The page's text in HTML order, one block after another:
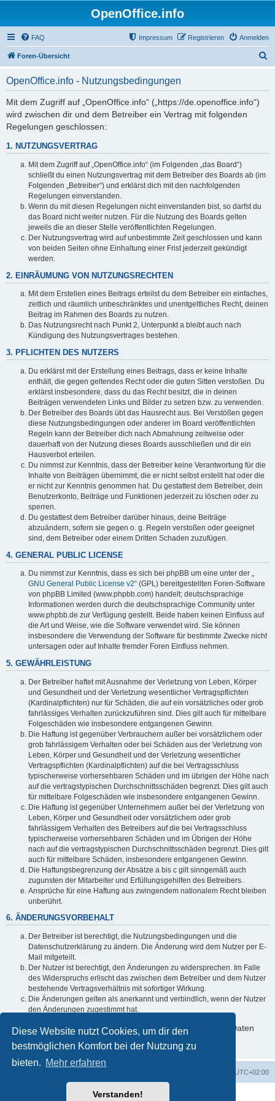
Diese Website nutzt Cookies, um dir den
bestmöglichen Komfort bei der Nutzung zu
bieten. Mehr erfahren
Verstanden!
OpenOffice.info
FAQ Anmelden
Registrieren
Impressum
Foren-Übersicht
OpenOffice.info - Nutzungsbedingungen
Mit dem Zugriff auf „OpenOffice.info“ („https://de.openoffice.info“)
wird zwischen dir und dem Betreiber ein Vertrag mit folgenden
Regelungen geschlossen:
1. NUTZUNGSVERTRAG
Mit dem Zugriff auf „OpenOffice.info“ (im Folgenden „das Board“)
schließt du einen Nutzungsvertrag mit dem Betreiber des Boards ab (im
Folgenden „Betreiber“) und erklärst dich mit den nachfolgenden
Regelungen einverstanden.
Wenn du mit diesen Regelungen nicht einverstanden bist, so darfst du
das Board nicht weiter nutzen. Für die Nutzung des Boards gelten
jeweils die an dieser Stelle veröffentlichten Regelungen.
Der Nutzungsvertrag wird auf unbestimmte Zeit geschlossen und kann
von beiden Seiten ohne Einhaltung einer Frist jederzeit gekündigt
werden.
2. EINRÄUMUNG VON NUTZUNGSRECHTEN
Mit dem Erstellen eines Beitrags erteilst du dem Betreiber ein einfaches,
zeitlich und räumlich unbeschränktes und unentgeltliches Recht, deinen
Beitrag im Rahmen des Boards zu nutzen.
Das Nutzungsrecht nach Punkt 2, Unterpunkt a bleibt auch nach
Kündigung des Nutzungsvertrages bestehen.
3. PFLICHTEN DES NUTZERS
Du erklärst mit der Erstellung eines Beitrags, dass er keine Inhalte
enthält, die gegen geltendes Recht oder die guten Sitten verstoßen. Du
erklärst insbesondere, dass du das Recht besitzt, die in deinen
Beiträgen verwendeten Links und Bilder zu setzen bzw. zu verwenden.
Der Betreiber des Boards übt das Hausrecht aus. Bei Verstößen gegen
diese Nutzungsbedingungen oder anderer im Board veröffentlichten
Regeln kann der Betreiber dich nach Abmahnung zeitweise oder
dauerhaft von der Nutzung dieses Boards ausschließen und dir ein
Hausverbot erteilen.
Du nimmst zur Kenntnis, dass der Betreiber keine Verantwortung für die
Inhalte von Beiträgen übernimmt, die er nicht selbst erstellt hat oder die
er nicht zur Kenntnis genommen hat. Du gestattest dem Betreiber, dein
Benutzerkonto, Beiträge und Funktionen jederzeit zu löschen oder zu
sperren.
Du gestattest dem Betreiber darüber hinaus, deine Beiträge
abzuändern, sofern sie gegen o. g. Regeln verstoßen oder geeignet
sind, dem Betreiber oder einem Dritten Schaden zuzufügen.
4. GENERAL PUBLIC LICENSE
Du nimmst zur Kenntnis, dass es sich bei phpBB um eine unter der „
GNU General Public License v2“ (GPL) bereitgestellten Foren-Software
von phpBB Limited (www.phpbb.com) handelt; deutschsprachige
Informationen werden durch die deutschsprachige Community unter
www.phpbb.de zur Verfügung gestellt. Beide haben keinen Einfluss auf
die Art und Weise, wie die Software verwendet wird. Sie können
insbesondere die Verwendung der Software für bestimmte Zwecke nicht
untersagen oder auf Inhalte fremder Foren Einfluss nehmen.
5. GEWÄHRLEISTUNG
Der Betreiber haftet mit Ausnahme der Verletzung von Leben, Körper
und Gesundheit und der Verletzung wesentlicher Vertragspflichten
(Kardinalpflichten) nur für Schäden, die auf ein vorsätzliches oder grob
fahrlässiges Verhalten zurückzuführen sind. Dies gilt auch für mittelbare
Folgeschäden wie insbesondere entgangenen Gewinn.
Die Haftung ist gegenüber Verbrauchern außer bei vorsätzlichem oder
grob fahrlässigem Verhalten oder bei Schäden aus der Verletzung von
Leben, Körper und Gesundheit und der Verletzung wesentlicher
Vertragspflichten (Kardinalpflichten) auf die bei Vertragsschluss
typischerweise vorhersehbaren Schäden und im übrigen der Höhe nach
auf die vertragstypischen Durchschnittsschäden begrenzt. Dies gilt auch
für mittelbare Folgeschäden wie insbesondere entgangenen Gewinn.
Die Haftung ist gegenüber Unternehmern außer bei der Verletzung von
Leben, Körper und Gesundheit oder vorsätzlichem oder grob
fahrlässigem Verhalten des Betreibers auf die bei Vertragsschluss
typischerweise vorhersehbaren Schäden und im Übrigen der Höhe
nach auf die vertragstypischen Durchschnittsschäden begrenzt. Dies gilt
auch für mittelbare Schäden, insbesondere entgangenen Gewinn.
Die Haftungsbegrenzung der Absätze a bis c gilt sinngemäß auch
zugunsten der Mitarbeiter und Erfüllungsgehilfen des Betreibers.
Ansprüche für eine Haftung aus zwingendem nationalem Recht bleiben
unberührt.
6. ÄNDERUNGSVORBEHALT
Der Betreiber ist berechtigt, die Nutzungsbedingungen und die
Datenschutzerklärung zu ändern. Die Änderung wird dem Nutzer per E-
Mail mitgeteilt.
Der Nutzer ist berechtigt, den Änderungen zu widersprechen. Im Falle
des Widerspruchs erlischt das zwischen dem Betreiber und dem Nutzer
bestehende Vertragsverhältnis mit sofortiger Wirkung.
Die Änderungen gelten als anerkannt und verbindlich, wenn der Nutzer
den Änderungen zugestimmt hat.
Informationen über den Umgang mit deinen persönlichen Daten
sind in der Datenschutzerklärung enthalten.
UTC+02:00
Powered byphpBB® Forum Software © phpBB Limited